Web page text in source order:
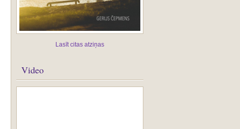
Lasīt citas atziņas
Video